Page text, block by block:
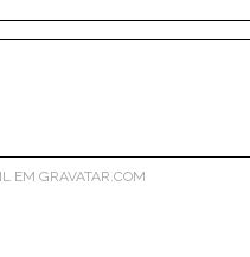
EM GRAVATAR.COM